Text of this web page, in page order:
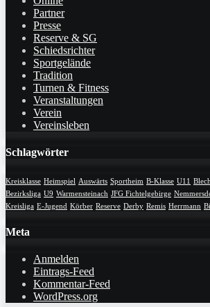
Partner
Presse
Reserve & SG
Schiedsrichter
Sportgelände
Tradition
Turnen & Fitness
Veranstaltungen
Verein
Vereinsleben
Schlagwörter
Kreisklasse Heimspiel Auswärts Sportheim B-Klasse U11
Bezirksliga U9 Warmensteinach JFG Fichtelgebirge
Kreisliga E-Jugend Körber Reserve Derby Remis Herrmann
Meta
Anmelden
Eintrags-Feed
Kommentar-Feed
WordPress.org